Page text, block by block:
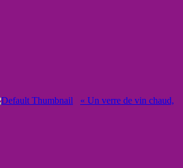
« Un verre de vin chaud,